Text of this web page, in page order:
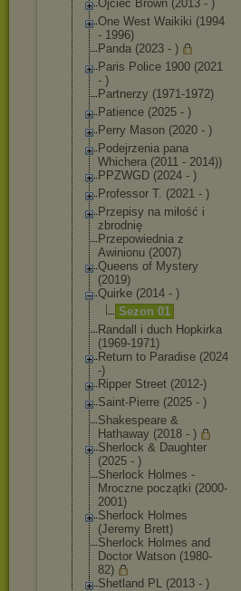
Ojciec Brown (2013 - )
One West Waikiki (1994
- 1996)
Panda (2023 - )
Paris Police 1900 (2021
- )
Partnerzy (1971-1972)
Patience (2025 - )
Perry Mason (2020 - )
Podejrzenia pana
Whichera (2011 - 2014))
PPZWGD (2024 - )
Professor T. (2021 - )
Przepisy na miłość i
zbrodnię
Przepowiednia z
Awinionu (2007)
Queens of Mystery
(2019)
Quirke (2014 - )
Sezon 01
Randall i duch Hopkirka
(1969-1971)
Return to Paradise (2024
-)
Ripper Street (2012-)
Saint-Pierre (2025 - )
Shakespeare &
Hathaway (2018 - )
Sherlock & Daughter
(2025 - )
Sherlock Holmes -
Mroczne początki (2000-
2001)
Sherlock Holmes
(Jeremy Brett)
Sherlock Holmes and
Doctor Watson (1980-
82)
Shetland PL (2013 - )